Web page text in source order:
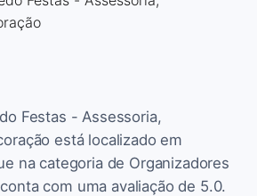
Festas - Assessoria,
está localizado em
na categoria de Organizadores
com uma avaliação de 5.0.